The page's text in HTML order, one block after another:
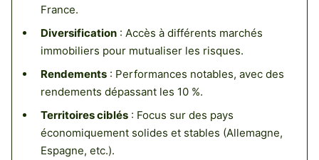
France.
Diversification: Accès à différents marchés
immobiliers pour mutualiser les risques.
Rendements: Performances notables, avec des
rendements dépassant les 10 %.
Territoires ciblés: Focus sur des pays
économiquement solides et stables (Allemagne,
Espagne, etc.).